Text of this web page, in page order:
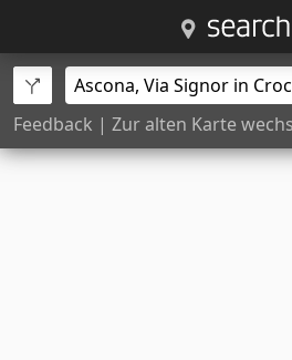
Feedback | Zur alten Karte